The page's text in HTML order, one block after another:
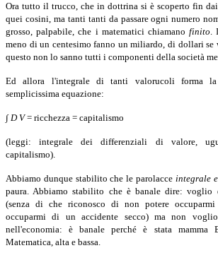
Ora tutto il trucco, che in dottrina si è scoperto fin
quei cosini, ma tanti tanti da passare ogni numero
grosso, palpabile, che i matematici chiamanofinito.
meno di un centesimo fanno un miliardo, di dollari se
questo non lo sanno tutti i componenti della società
Ed allora l'integrale di tanti valorucoli forma la
semplicissima equazione:
∫ D V= ricchezza = capitalismo
(leggi: integrale dei differenziali di valore,
capitalismo).
Abbiamo dunque stabilito che le parolacce integrale
paura. Abbiamo stabilito che è banale dire: voglio
(senza di che riconosco di non potere
occuparmi di un accidente secco) ma non
nell'economia: è banale perché è stata mamma
Matematica, alta e bassa.